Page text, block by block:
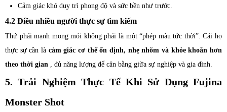
Cảm giác khó duy trì phong độ và sức bền như trước.
4.2 Điều nhiều người thực sự tìm kiếm
Thứ phái mạnh mong mỏi không phải là một “phép màu tức thời”. Cái họ
thực sự cần là cảm giác cơ thể ổn định, nhẹ nhõm và khỏe khoắn hơn
theo thời gian , đủ năng lượng để cân bằng giữa sự nghiệp và gia đình.
5. Trải Nghiệm Thực Tế Khi Sử Dụng Fujina
Monster Shot